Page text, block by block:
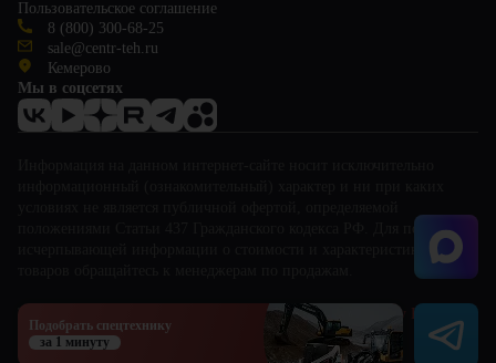
Пользовательское соглашение
8 (800) 300-68-25
sale@centr-teh.ru
Кемерово
Мы в соцсетях
положениями Статьи 437 Гражданского кодекса РФ. Для получения
This site is protected by reCAPTCHA and the Google Privacy Policy
Terms of Serviceapply.
Подобрать спецтехнику
за 1 минуту